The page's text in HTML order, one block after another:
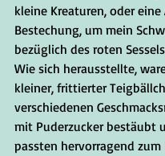
kleine Kreaturen, oder eine
Bestechung, um mein
bezüglich des roten
Wie sich herausstellte,
kleiner, frittierter
verschiedenen
mit Puderzucker bestäubt
passten hervorragend zum